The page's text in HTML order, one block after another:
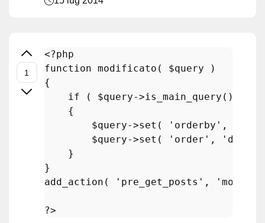
<?php
function modificato ( $query
{
if ( $query->is_main_query () &&
    {
$query->set ( 'orderby' ,
$query->set ( 'order' , 'desc'
    }
add_action ( 'pre_get_posts' ,
?>